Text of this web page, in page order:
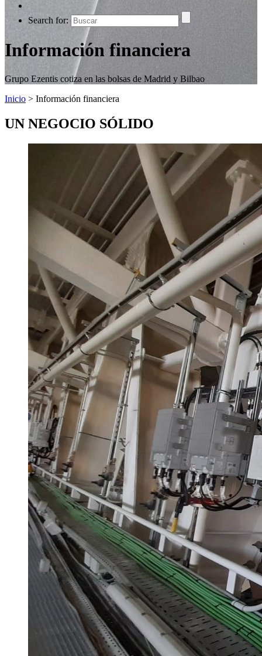
Search for:
Información financiera
Grupo Ezentis cotiza en las bolsas de Madrid y Bilbao
Inicio > Información financiera
UN NEGOCIO SÓLIDO